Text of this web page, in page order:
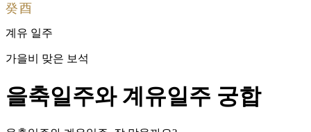
癸酉
계유 일주
가을비 맞은 보석
을축일주와 계유일주 궁합